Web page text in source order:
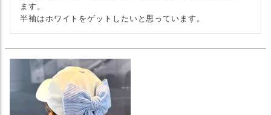
ます。
半袖はホワイトをゲットしたいと思っています。